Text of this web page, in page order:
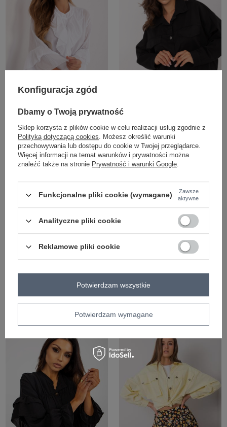
Biała rozpinana koszula z rękawem
typu dzwon
Zaloguj się i zobacz cenę
Czarna damska koszula z
kieszeniami RUE PARIS
Zaloguj się i zobacz cenę
Zaloguj się i zobacz cenę
Konfiguracja zgód
Dbamy o Twoją prywatność
Sklep korzysta z plików cookie w celu realizacji usług zgodnie z
Polityką dotyczącą cookies. Możesz określić warunki
przechowywania lub dostępu do cookie w Twojej przeglądarce.
Więcej informacji na temat warunków i prywatności można
znaleźć także na stronie Prywatność i warunki Google.
Funkcjonalne pliki cookie (wymagane)
Zawsze
aktywne
Analityczne pliki cookie
Reklamowe pliki cookie
Potwierdzam wymagane
Potwierdzam wszystkie